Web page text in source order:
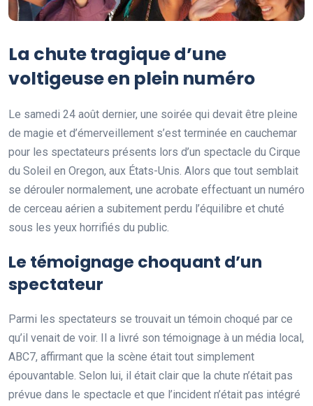
La chute tragique d’une
voltigeuse en plein numéro
Le samedi 24 août dernier, une soirée qui devait être pleine
de magie et d’émerveillement s’est terminée en cauchemar
pour les spectateurs présents lors d’un spectacle du Cirque
du Soleil en Oregon, aux États-Unis. Alors que tout semblait
se dérouler normalement, une acrobate effectuant un numéro
de cerceau aérien a subitement perdu l’équilibre et chuté
sous les yeux horrifiés du public.
Le témoignage choquant d’un
spectateur
Parmi les spectateurs se trouvait un témoin choqué par ce
qu’il venait de voir. Il a livré son témoignage à un média local,
ABC7, affirmant que la scène était tout simplement
épouvantable. Selon lui, il était clair que la chute n’était pas
prévue dans le spectacle et que l’incident n’était pas intégré